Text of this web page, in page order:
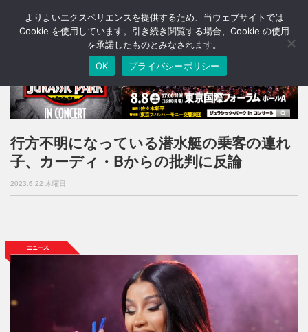
T
o
n
a
v
i
g
o
行方不明になっている潜水艇の乗客の連れ
子、カーディ・Bからの批判に反論
2023.6.22 木曜日
よりよいエクスペリエンスを提供するため、当ウェブサイトでは
Cookie を使用しています。引き続き閲覧する場合、Cookie の使用
を承諾したものとみなされます。
OK
プライバシーポリシー